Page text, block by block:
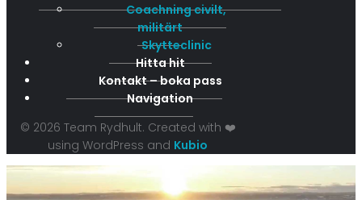
Coachning civilt,
militärt
Skytteclinic
Hitta hit
Kontakt – boka pass
Navigation
© 2026 Team Rydhult. Created with ❤️
using WordPress and Kubio